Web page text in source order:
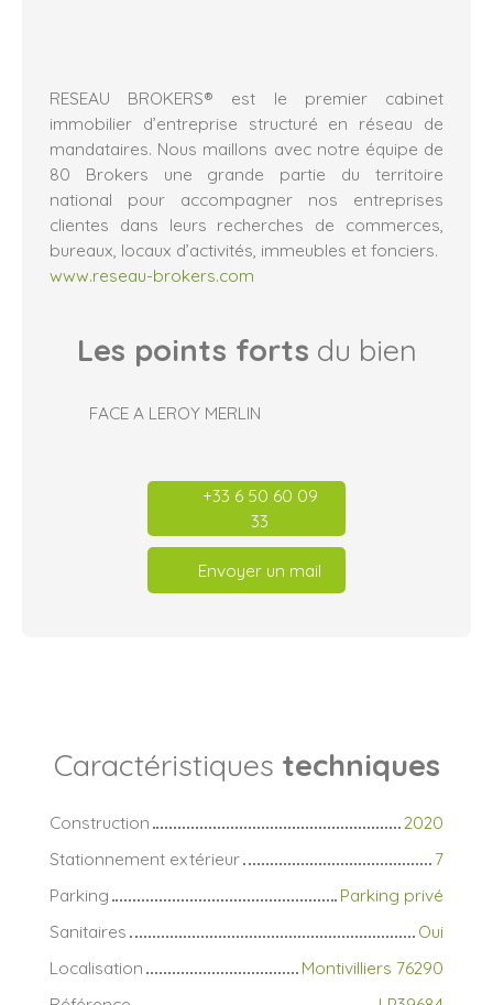
RESEAU BROKERS® est le premier cabinet
immobilier d’entreprise structuré en réseau de
mandataires. Nous maillons avec notre équipe de
80 Brokers une grande partie du territoire
national pour accompagner nos entreprises
clientes dans leurs recherches de commerces,
bureaux, locaux d’activités, immeubles et fonciers.
www.reseau-brokers.com
Les points forts du bien
FACE A LEROY MERLIN
+33 6 50 60 09
33
Envoyer un mail
Caractéristiques techniques
Construction
2020
Stationnement extérieur
7
Parking
Parking privé
Sanitaires
Oui
Localisation
Montivilliers 76290